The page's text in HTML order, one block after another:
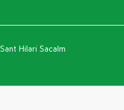
Hilari Sacalm